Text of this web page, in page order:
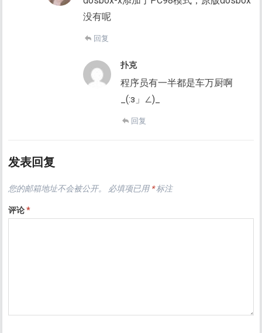
没有呢
回复
扑克
程序员有一半都是车万厨啊
_(:з」∠)_
回复
发表回复
您的邮箱地址不会被公开。 必填项已用 *标注
评论*